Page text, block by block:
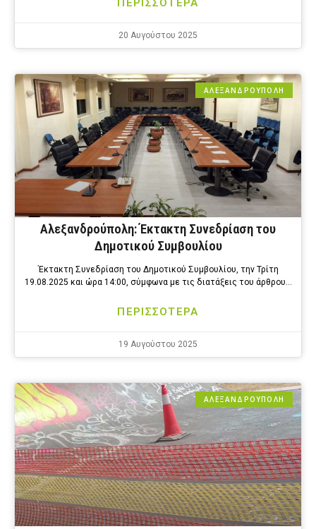
ΠΕΡΙΣΣΟΤΕΡΑ
20 Αυγούστου 2025
ΑΛΕΞΑΝΔΡΟΎΠΟΛΗ
Αλεξανδρούπολη: Έκτακτη Συνεδρίαση του
Δημοτικού Συμβουλίου
Έκτακτη Συνεδρίαση του Δημοτικού Συμβουλίου, την Τρίτη
19.08.2025 και ώρα 14:00, σύμφωνα με τις διατάξεις του άρθρου…
ΠΕΡΙΣΣΟΤΕΡΑ
19 Αυγούστου 2025
ΑΛΕΞΑΝΔΡΟΎΠΟΛΗ